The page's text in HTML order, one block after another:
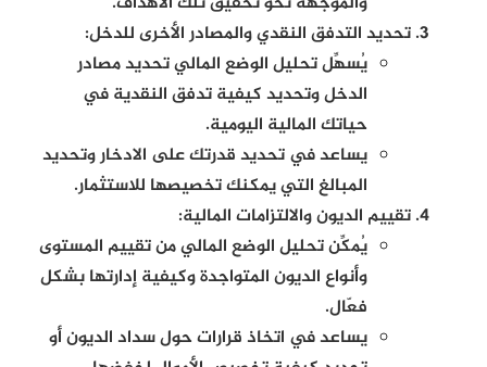
تحديد التدفق النقدي والمصادر الأخرى للدخل:
يُسهِّل تحليل الوضع المالي تحديد مصادر
الدخل وتحديد كيفية تدفق النقدية في
حياتك المالية اليومية.
يساعد في تحديد قدرتك على الادخار وتحديد
المبالغ التي يمكنك تخصيصها للاستثمار.
تقييم الديون والالتزامات المالية:
يُمكِّن تحليل الوضع المالي من تقييم المستوى
وأنواع الديون المتواجدة وكيفية إدارتها بشكل
فعّال.
يساعد في اتخاذ قرارات حول سداد الديون أو